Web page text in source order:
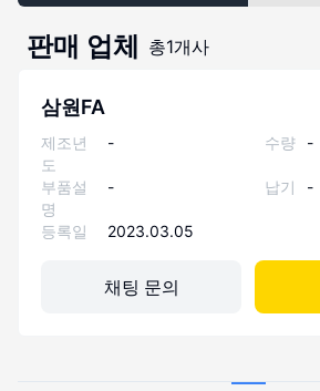
판매 업체 총1개사
삼원FA
제조년
도
- 수량 -
부품설
명
- 납기 -
등록일 2023.03.05
채팅 문의